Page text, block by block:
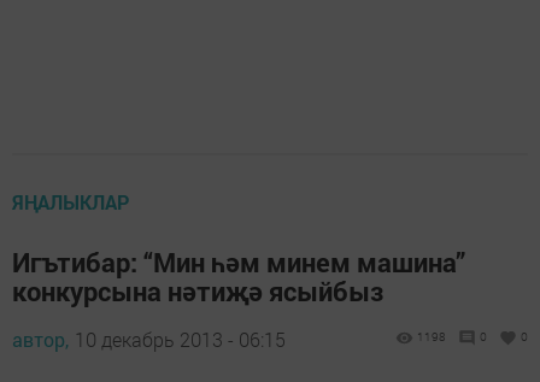
ЯҢАЛЫКЛАР
Игътибар: “Мин һәм минем машина”
конкурсына нәтиҗә ясыйбыз
автор, 10 декабрь 2013 - 06:15 1198 0 0